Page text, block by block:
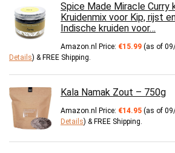
Spice Made Miracle Curry
Kruidenmix voor Kip, rijst
Indische kruiden voor…
Amazon.nl Price: €15.99 (as of
Details) & FREE Shipping.
Kala Namak Zout – 750g
Amazon.nl Price: €14.95 (as of
Details) & FREE Shipping.